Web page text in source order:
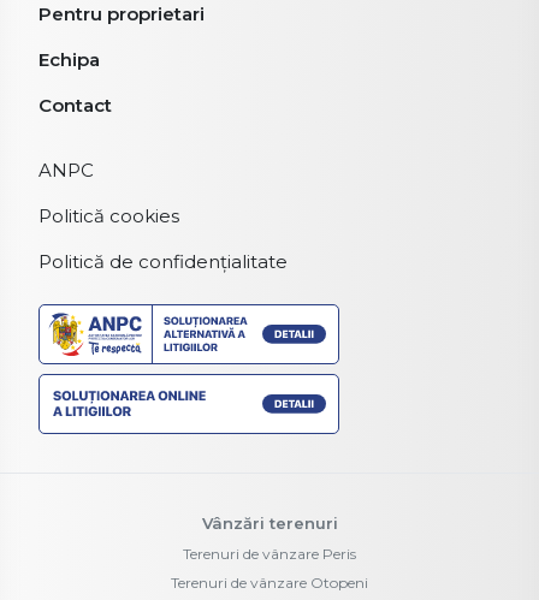
Pentru proprietari
Echipa
Contact
ANPC
Politică cookies
Politică de confidențialitate
Vânzări terenuri
Terenuri de vânzare Peris
Terenuri de vânzare Otopeni